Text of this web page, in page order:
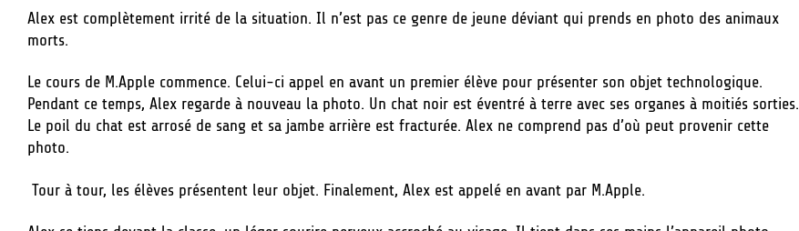
Alex est complètement irrité de la situation. Il n’est pas ce genre de jeune déviant qui prends en photo des animaux
morts.
Le cours de M.Apple commence. Celui-ci appel en avant un premier élève pour présenter son objet technologique.
Pendant ce temps, Alex regarde à nouveau la photo. Un chat noir est éventré à terre avec ses organes à moitiés sorties.
Le poil du chat est arrosé de sang et sa jambe arrière est fracturée. Alex ne comprend pas d’où peut provenir cette
photo.
Tour à tour, les élèves présentent leur objet. Finalement, Alex est appelé en avant par M.Apple.